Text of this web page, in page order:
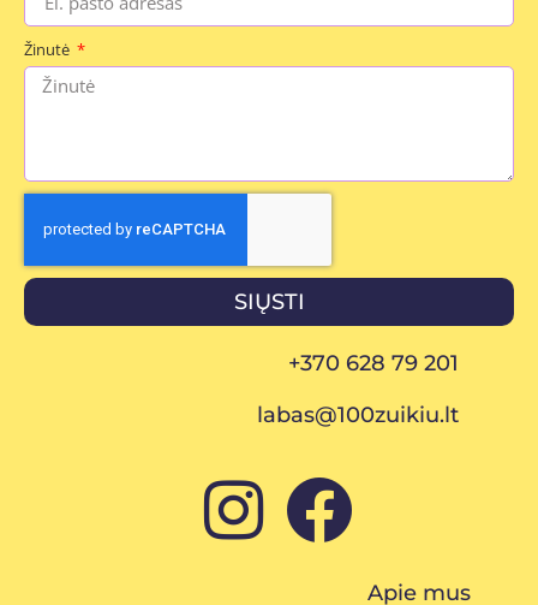
Žinutė
SIŲSTI
+370 628 79 201
labas@100zuikiu.lt
Apie mus